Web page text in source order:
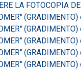
LA FOTOCOPIA